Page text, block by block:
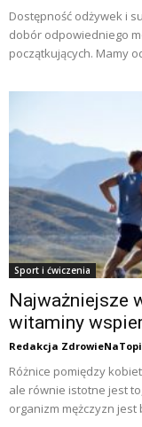
Dostępność odżywek i
dobór odpowiedniego
początkujących. Mamy
Sport i ćwiczenia
Najważniejsze
witaminy
Redakcja
Różnice pomiędzy
ale równie istotne jest
organizm mężczyzn jest